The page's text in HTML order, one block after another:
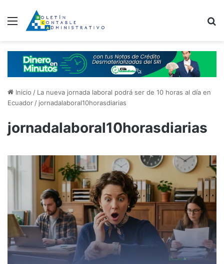
Menú
Inicio / La nueva jornada laboral podrá ser de 10 horas al día en
Ecuador / jornadalaboral10horasdiarias
jornadalaboral10horasdiarias